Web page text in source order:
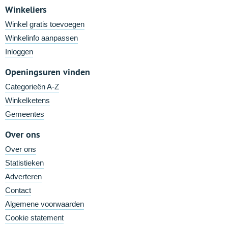
Winkeliers
Winkel gratis toevoegen
Winkelinfo aanpassen
Inloggen
Openingsuren vinden
Categorieën A-Z
Winkelketens
Gemeentes
Over ons
Over ons
Statistieken
Adverteren
Contact
Algemene voorwaarden
Cookie statement